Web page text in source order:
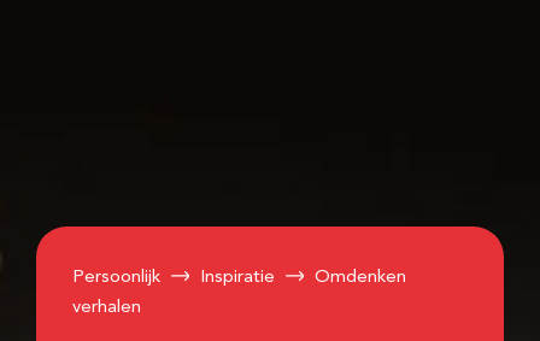
Persoonlijk Inspiratie
Omdenken
verhalen